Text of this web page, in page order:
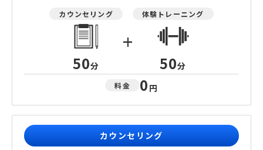
カウンセリング
50分
+
体験トレーニング
50分
料金 0 円
カウンセリング